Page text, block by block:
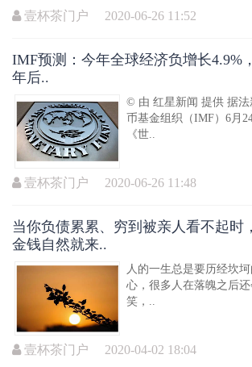
壹杯茶门户 2020-06-26 11:52
IMF预测：今年全球经济负增长4.9%
年后..
© 由 红星新闻 提供 据
币基金组织（IMF）6月
《世..
壹杯茶门户 2020-06-26 11:48
当你负债累累、穷到被亲人看不起时
金钱自然就来..
人的一生总是要历经坎
心，很多人在落魄之后
笑，..
壹杯茶门户 2020-04-02 18:04